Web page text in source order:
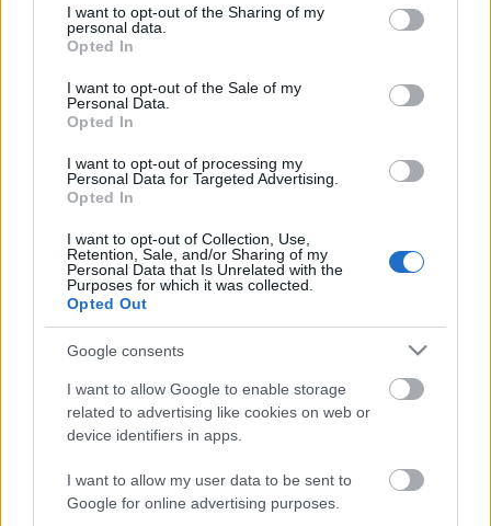
not limited to your visit or usage behaviour. You may click to
grant or deny consent to Google and its third-party tags to
use your data for below specified purposes in below Google
consent section.
I want to opt-out of the Sharing of my
personal data.
Opted In
I want to opt-out of the Sale of my
Personal Data.
Opted In
I want to opt-out of processing my
Personal Data for Targeted Advertising.
Opted In
I want to opt-out of Collection, Use,
Retention, Sale, and/or Sharing of my
Personal Data that Is Unrelated with the
Purposes for which it was collected.
Opted Out
Google consents
I want to allow Google to enable storage
related to advertising like cookies on web or
device identifiers in apps.
I want to allow my user data to be sent to
Google for online advertising purposes.
furcsa a szerep, nem nélkülözhetetlen a pillanat, de
ott állnak, ők vezetik be az opera végkifejletét, a
próbákat, és közben (szinte) Bachot játszanak. Vagy
inkább hallgatnak. Érdekes módon sem Gould, sem
Jarrett nem énekli rá a maga játszotta prelúdiumra,
ámbár az is igaz, hogy Jarrett nem énekel Bach
közben, néha talán sóhajt, de ez minden.
Mindenesetre körülbelül föl lehet énekelni az őrök
dallamát a Bach-prelúdiumra, amit Mozart
egyébként ismert, addigra már megmutatta neki
van Swieten báró a Wohltemperiertes Klaviert, és ez
talán a legközvetlenebb felhasználás nála, a
beavatás vagy a beavatottság zenéje.
Amikor Balassa Péter ezt mondta, akkor azt
képzeltem, félig már beavatott vagyok, mert a sok
irodalmi ember között én legalább értem, hogy
egyáltalán miről beszél. Még egy kis idő, aztán
szólok, hogy megnyithatják nekem a
Schreckenspforten, a rémségek kapuit, úgy sétálok
át tűzön-vizen, ahogy csak kell.